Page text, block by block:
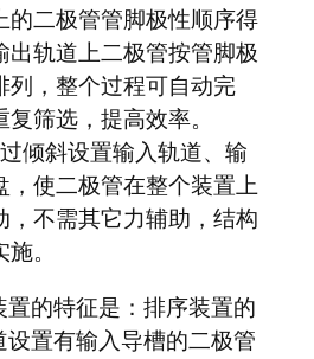
的二极管管脚极性顺序得
出轨道上二极管按管脚极
列，整个过程可自动完
复筛选，提高效率。
倾斜设置输入轨道、输
，使二极管在整个装置上
，不需其它力辅助，结构
。
置的特征是：排序装置的
置有输入导槽的二极管